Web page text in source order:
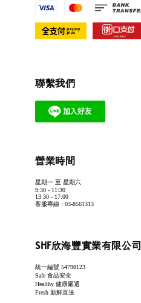
聯繫我們
營業時間
星期一 至 星期六
9:30 - 11:30
13:30 - 17:00
客服專線 : 03-8561313
SHF欣海豐實業有限公司
統一編號 54798123
Safe 食品安全
Healthy 健康嚴選
Fresh 新鮮直送